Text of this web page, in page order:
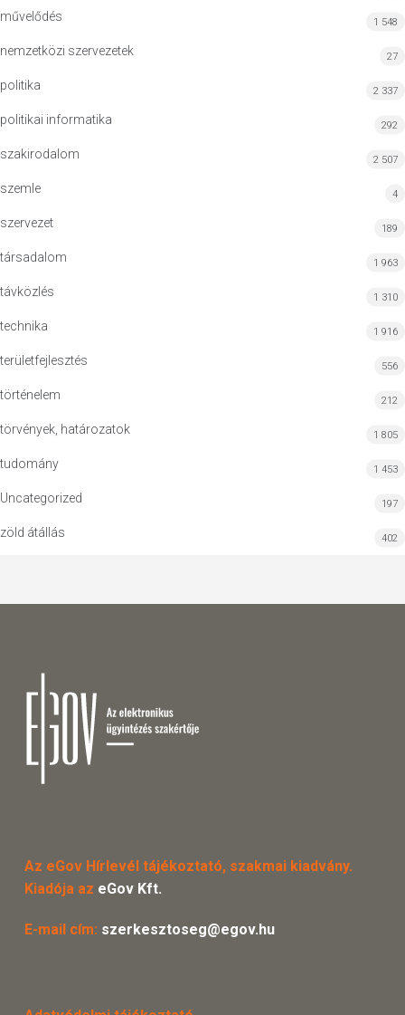
művelődés 1 548
nemzetközi szervezetek 27
politika 2 337
politikai informatika 292
szakirodalom 2 507
szemle 4
szervezet 189
társadalom 1 963
távközlés 1 310
technika 1 916
területfejlesztés 556
történelem 212
törvények, határozatok 1 805
tudomány 1 453
Uncategorized 197
zöld átállás 402
Az eGov Hírlevél tájékoztató, szakmai kiadvány.
Kiadója az eGov Kft.
E-mail cím: szerkesztoseg@egov.hu